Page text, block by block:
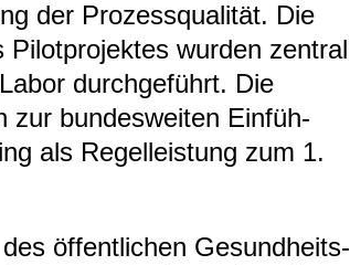
der Pro­zess­qua­li­tät. Die
Pilot­pro­jek­tes wur­den zen­tral
durch­ge­führt. Die
zur bun­des­wei­ten Ein­füh­
als Regel­leis­tung zum 1.
öffent­li­chen Gesund­heits­